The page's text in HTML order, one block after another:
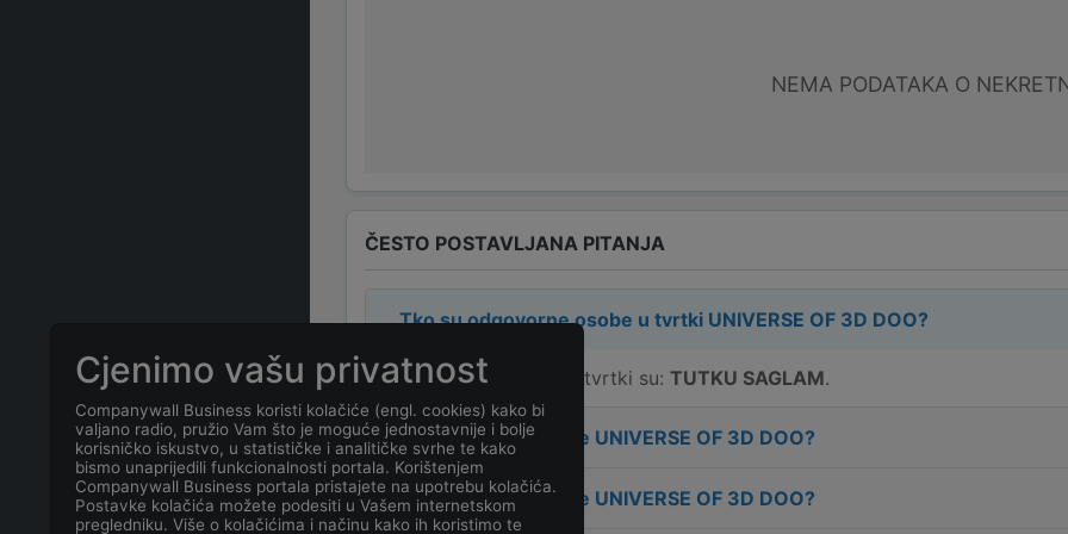
NEMA PODATAKA O
ČESTO POSTAVLJANA PITANJA
Tko su odgovorne osobe u tvrtki UNIVERSE OF 3D DOO?
Odgovorne osobe u tvrtki su: TUTKU SAGLAM.
Koja je adresa tvrtke UNIVERSE OF 3D DOO?
Koji je kontakt tvrtke UNIVERSE OF 3D DOO?
Cjenimo vašu privatnost
Companywall Business koristi kolačiće (engl. cookies) kako bi
valjano radio, pružio Vam što je moguće jednostavnije i bolje
korisničko iskustvo, u statističke i analitičke svrhe te kako
bismo unaprijedili funkcionalnosti portala. Korištenjem
Companywall Business portala pristajete na upotrebu kolačića.
Postavke kolačića možete podesiti u Vašem internetskom
pregledniku. Više o kolačićima i načinu kako ih koristimo te